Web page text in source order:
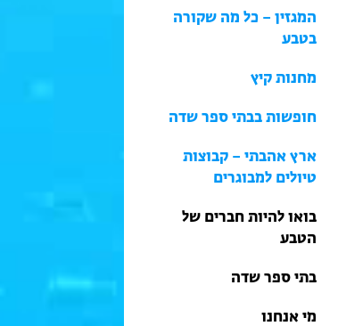
טיולים למבוגרים: ארץ
מחנות קיץ
המגזין – כל מה שקורה
בטבע
מחנות קיץ
חופשות בבתי ספר שדה
ארץ אהבתי – קבוצות
טיולים למבוגרים
בואו להיות חברים של
הטבע
בתי ספר שדה
מי אנחנו